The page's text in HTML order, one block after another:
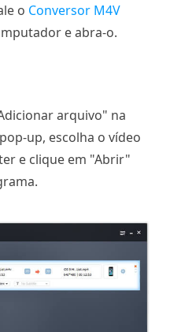
o Conversor M4V
e abra-o.
arquivo" na
up, escolha o vídeo
e clique em "Abrir"